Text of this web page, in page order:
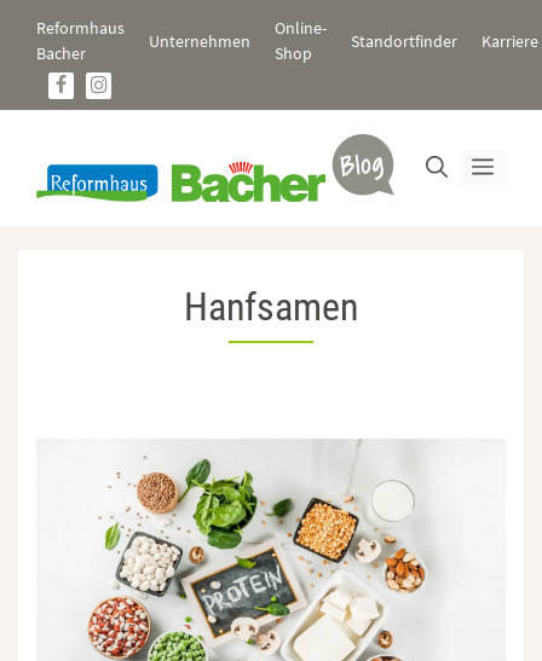
Inhalt
springen
Reformhaus
Bacher
Unternehmen
Online-
Shop
Standortfinder Karriere
Menü
Hanfsamen